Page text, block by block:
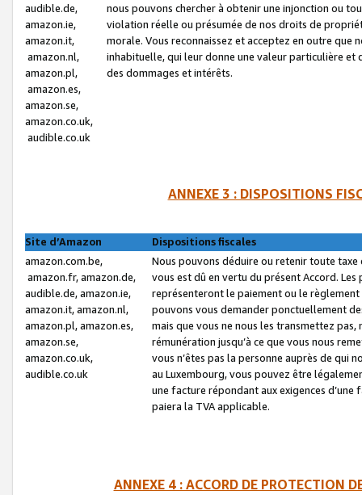
audible.de,
amazon.ie,
amazon.it,
amazon.nl,
amazon.pl,
amazon.es,
amazon.se,
amazon.co.uk,
audible.co.uk
nous pouvons chercher à obtenir une injonction ou
violation réelle ou présumée de nos droits de
morale. Vous reconnaissez et acceptez en outre que
inhabituelle, qui leur donne une valeur particulière
des dommages et intérêts.
ANNEXE 3 : DISPOSITIONS
Site d’Amazon
Dispositions fiscales
amazon.com.be,
amazon.fr, amazon.de,
audible.de, amazon.ie,
amazon.it, amazon.nl,
amazon.pl, amazon.es,
amazon.se,
amazon.co.uk,
audible.co.uk
Nous pouvons déduire ou retenir toute
vous est dû en vertu du présent Accord.
représenteront le paiement ou le
pouvons vous demander ponctuellement
mais que vous ne nous les transmettez
rémunération jusqu’à ce que vous nous
vous n’êtes pas la personne auprès de qui
au Luxembourg, vous pouvez être
une facture répondant aux exigences
paiera la TVA applicable.
ANNEXE 4 : ACCORD DE PROTECTION